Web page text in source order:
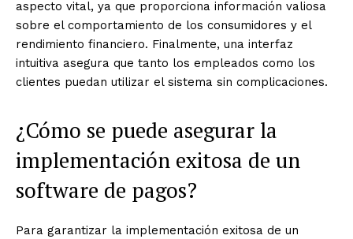
aspecto vital, ya que proporciona información valiosa
sobre el comportamiento de los consumidores y el
rendimiento financiero. Finalmente, una interfaz
intuitiva asegura que tanto los empleados como los
clientes puedan utilizar el sistema sin complicaciones.
¿Cómo se puede asegurar la
implementación exitosa de un
software de pagos?
Para garantizar la implementación exitosa de un